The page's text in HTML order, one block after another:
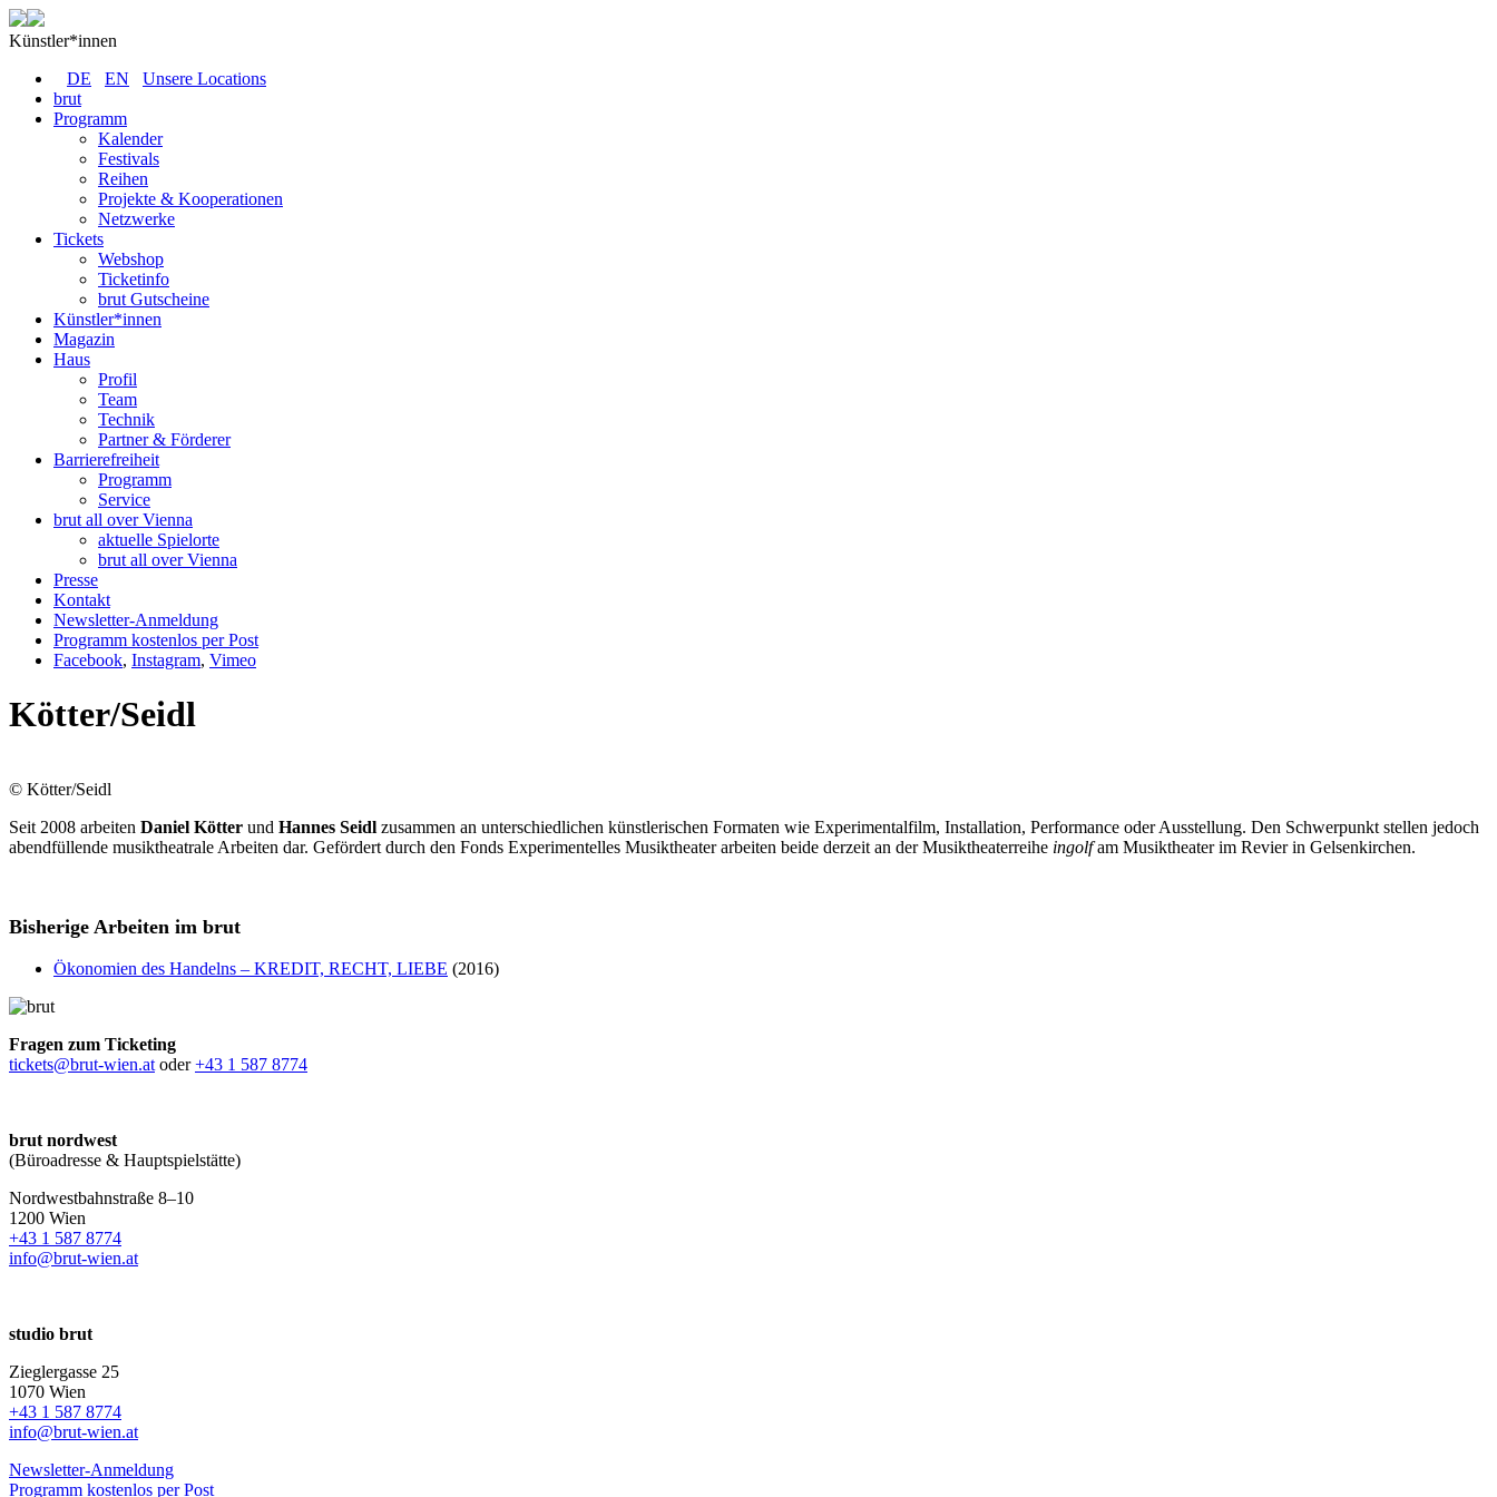
Künstler*innen
DE
EN
Unsere Locations
brut
Programm
Kalender
Festivals
Reihen
Projekte & Kooperationen
Netzwerke
Tickets
Webshop
Ticketinfo
brut Gutscheine
Künstler*innen
Magazin
Haus
Profil
Team
Technik
Partner & Förderer
Barrierefreiheit
Programm
Service
brut all over Vienna
aktuelle Spielorte
brut all over Vienna
Presse
Kontakt
Newsletter-Anmeldung
Programm kostenlos per Post
Facebook, Instagram, Vimeo
Kötter/Seidl
© Kötter/Seidl
Seit 2008 arbeiten Daniel Kötter und Hannes Seidl zusammen an unterschiedlichen künstlerischen Formaten wie Experimentalfilm, Installation, Performance oder Ausstellung. Den Schwerpunkt stellen jedoch
abendfüllende musiktheatrale Arbeiten dar. Gefördert durch den Fonds Experimentelles Musiktheater arbeiten beide derzeit an der Musiktheaterreihe ingolfam Musiktheater im Revier in Gelsenkirchen.
Bisherige Arbeiten im brut
Ökonomien des Handelns – KREDIT, RECHT, LIEBE (2016)
Fragen zum Ticketing
tickets@brut-wien.at oder+43 1 587 8774
brut nordwest
(Büroadresse & Hauptspielstätte)
Nordwestbahnstraße 8–10
1200 Wien
+43 1 587 8774
info@brut-wien.at
studio brut
Zieglergasse 25
1070 Wien
+43 1 587 8774
info@brut-wien.at
Newsletter-Anmeldung
Programm kostenlos per Post